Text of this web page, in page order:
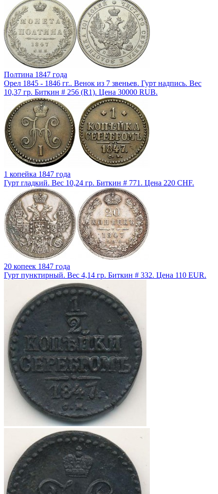
Полтина 1847 года
Орел 1845 - 1846 гг.. Венок из 7 звеньев. Гурт надпись. Вес
10,37 гр. Биткин # 256 (R1). Цена 30000 RUB.
1 копейка 1847 года
Гурт гладкий. Вес 10,24 гр. Биткин # 771. Цена 220 CHF.
20 копеек 1847 года
Гурт пунктирный. Вес 4,14 гр. Биткин # 332. Цена 110 EUR.